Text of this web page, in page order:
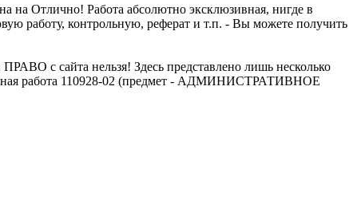
Отлично! Работа абсолютно эксклюзивная, нигде в
работу, контрольную, реферат и т.п. - Вы можете получить
с сайта нельзя! Здесь представлено лишь несколько
работа 110928-02 (предмет - АДМИНИСТРАТИВНОЕ